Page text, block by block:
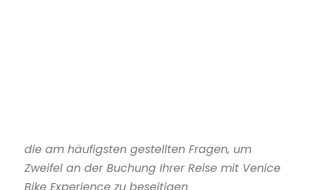
die am häufigsten gestellten Fragen, um
Zweifel an der Buchung Ihrer Reise mit Venice